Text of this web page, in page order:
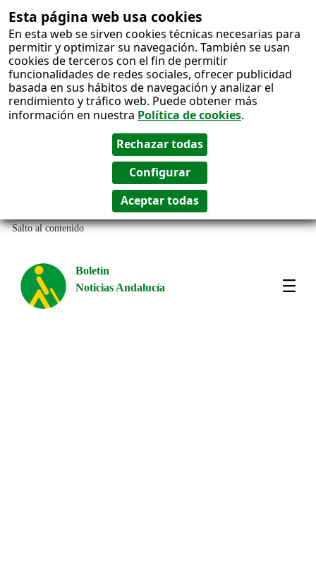
Esta página web usa cookies
En esta web se sirven cookies técnicas necesarias para
permitir y optimizar su navegación. También se usan
cookies de terceros con el fin de permitir
funcionalidades de redes sociales, ofrecer publicidad
basada en sus hábitos de navegación y analizar el
rendimiento y tráfico web. Puede obtener más
información en nuestra Política de cookies.
Salto al contenido
Boletín
Noticias Andalucía